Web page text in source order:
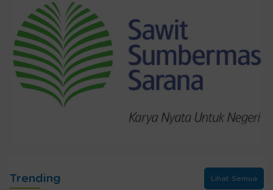
Trending Lihat Semua